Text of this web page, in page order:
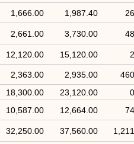
1,987.40
1,666.00
3,730.00
2,661.00
15,120.00
12,120.00
2,935.00
2,363.00
23,120.00
18,300.00
12,664.00
10,587.00
37,560.00
32,250.00